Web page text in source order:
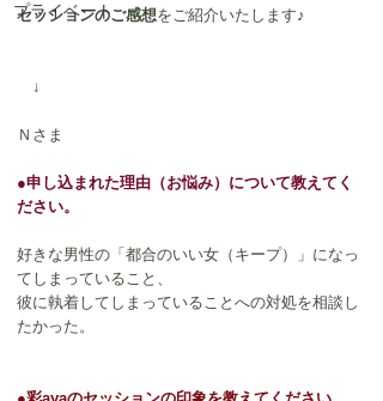
プライベート
セッションのご感想をご紹介いたします♪
↓
Ｎさま
●申し込まれた理由（お悩み）について教えてく
ださい。
好きな男性の「都合のいい女（キープ）」になっ
てしまっていること、
彼に執着してしまっていることへの対処を相談し
たかった。